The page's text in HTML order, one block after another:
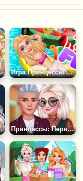
Игра Принцессы Вечеринка у Бассейна
Колледже Принцессы: Первый День в Старшей Школе